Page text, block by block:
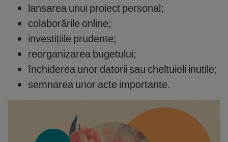
lansarea unui proiect personal;
colaborările online;
investițiile prudente;
reorganizarea bugetului;
închiderea unor datorii sau cheltuieli inutile;
semnarea unor acte importante.